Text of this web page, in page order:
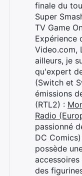
finale du
Super
TV Game
Expérience
Video.com,
ailleurs, je
qu'expert
(Switch et
émissions
(RTL2) :
Radio
passionné
DC
possède
accessoires
des